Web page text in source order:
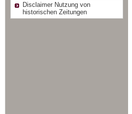
Disclaimer Nutzung von
historischen Zeitungen